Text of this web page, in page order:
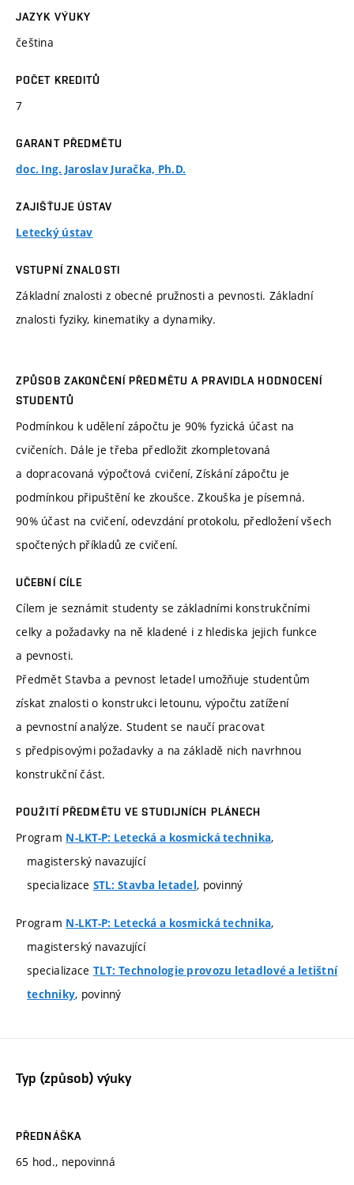
JAZYK VÝUKY
čeština
POČET KREDITŮ
7
GARANT PŘEDMĚTU
doc. Ing. Jaroslav Juračka, Ph.D.
ZAJIŠŤUJE ÚSTAV
Letecký ústav
VSTUPNÍ ZNALOSTI
Základní znalosti z obecné pružnosti a pevnosti. Základní
znalosti fyziky, kinematiky a dynamiky.
ZPŮSOB ZAKONČENÍ PŘEDMĚTU A PRAVIDLA HODNOCENÍ
STUDENTŮ
Podmínkou k udělení zápočtu je 90% fyzická účast na
cvičeních. Dále je třeba předložit zkompletovaná
a dopracovaná výpočtová cvičení, Získání zápočtu je
podmínkou připuštění ke zkoušce. Zkouška je písemná.
90% účast na cvičení, odevzdání protokolu, předložení všech
spočtených příkladů ze cvičení.
UČEBNÍ CÍLE
Cílem je seznámit studenty se základními konstrukčními
celky a požadavky na ně kladené i z hlediska jejich funkce
a pevnosti.
Předmět Stavba a pevnost letadel umožňuje studentům
získat znalosti o konstrukci letounu, výpočtu zatížení
a pevnostní analýze. Student se naučí pracovat
s předpisovými požadavky a na základě nich navrhnou
konstrukční část.
POUŽITÍ PŘEDMĚTU VE STUDIJNÍCH PLÁNECH
Program N-LKT-P: Letecká a kosmická technika,
magisterský navazující
specializace STL: Stavba letadel, povinný
Program N-LKT-P: Letecká a kosmická technika,
magisterský navazující
specializace TLT: Technologie provozu letadlové a letištní
techniky, povinný
Typ (způsob) výuky
PŘEDNÁŠKA
65 hod., nepovinná